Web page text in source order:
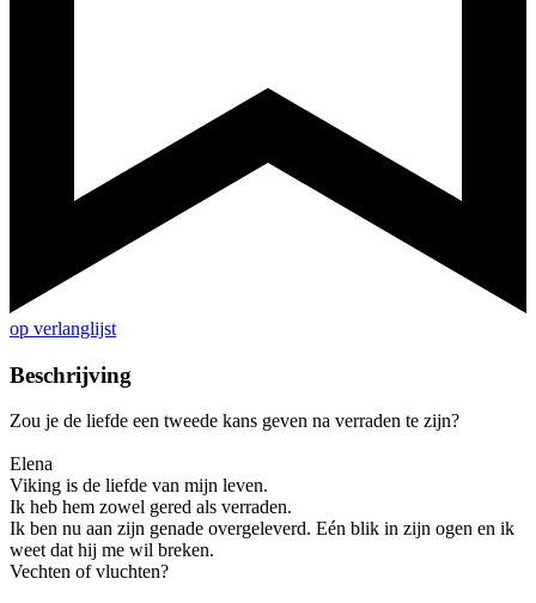
op verlanglijst
Beschrijving
Zou je de liefde een tweede kans geven na verraden te zijn?
Elena
Viking is de liefde van mijn leven.
Ik heb hem zowel gered als verraden.
Ik ben nu aan zijn genade overgeleverd. Eén blik in zijn ogen en ik
weet dat hij me wil breken.
Vechten of vluchten?